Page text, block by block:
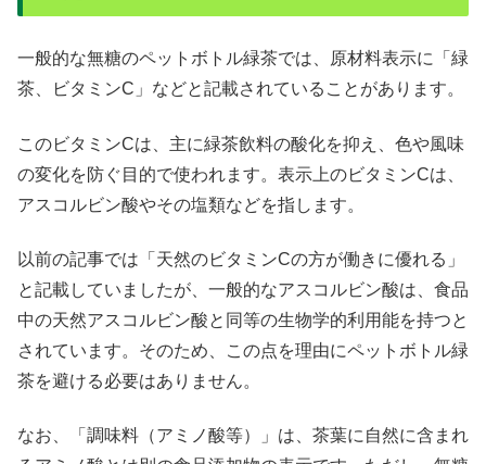
一般的な無糖のペットボトル緑茶では、原材料表示に「緑
茶、ビタミンC」などと記載されていることがあります。
このビタミンCは、主に緑茶飲料の酸化を抑え、色や風味
の変化を防ぐ目的で使われます。表示上のビタミンCは、
アスコルビン酸やその塩類などを指します。
以前の記事では「天然のビタミンCの方が働きに優れる」
と記載していましたが、一般的なアスコルビン酸は、食品
中の天然アスコルビン酸と同等の生物学的利用能を持つと
されています。そのため、この点を理由にペットボトル緑
茶を避ける必要はありません。
なお、「調味料（アミノ酸等）」は、茶葉に自然に含まれ